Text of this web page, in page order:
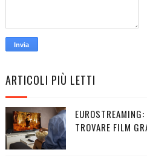
ARTICOLI PIÙ LETTI
TROVARE FILM